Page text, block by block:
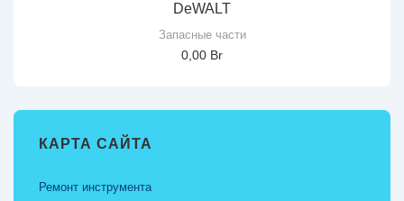
DeWALT
Запасные части
0,00 Br
КАРТА САЙТА
Ремонт инструмента